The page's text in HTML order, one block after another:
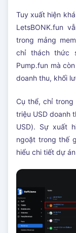
Tuy xuất hiện
LetsBONK.fun
trong mảng
chỉ thách thức
Pump.fun mà
doanh thu, khối
Cụ thể, chỉ trong
triệu USD doanh
USD). Sự xuất
ngoặt trong thế
hiểu chi tiết dự